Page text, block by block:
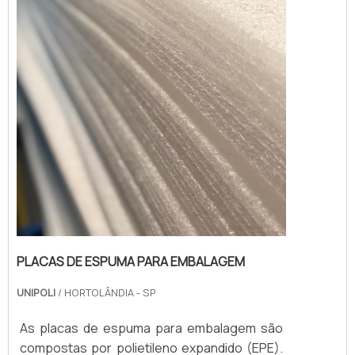
PLACAS DE ESPUMA PARA EMBALAGEM
UNIPOLI / HORTOLÂNDIA - SP
As placas de espuma para embalagem são
compostas por polietileno expandido (EPE).